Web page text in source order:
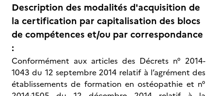
Description des modalités d'acquisition de
la certification par capitalisation des blocs
de compétences et/ou par correspondance
:
Conformément aux articles des Décrets n° 2014-
1043 du 12 septembre 2014 relatif à l’agrément des
établissements de formation en ostéopathie et n°